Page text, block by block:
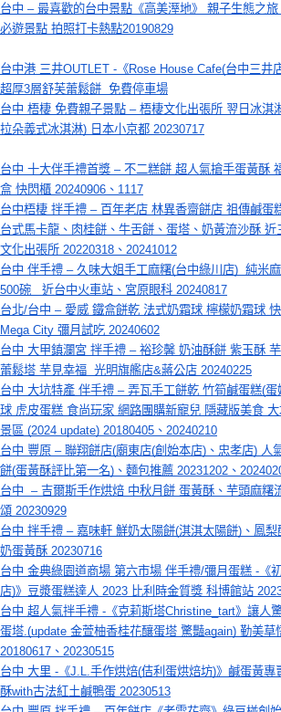
台中 – 最喜歡的台中景點《高美溼地》 親子生態之
必遊景點 拍照打卡熱點20190829
台中港 三井OUTLET -《Rose House Cafe(台中三井
超厚3層舒芙蕾鬆餅  免費停車場
台中 梧棲 免費親子景點 – 梧棲文化出張所 翌日冰淇
拉朵義式冰淇淋) 日本小京都 20230717
台中 十大伴手禮首獎 – 不二糕餅 超人氣搶手蛋黃酥
盒 快閃櫃 20240906、1117
台中梧棲 拌手禮 – 百年老店 林異香齋餅店 祖傳鹹蛋
台式馬卡龍、肉桂餅、牛舌餅、蛋塔、奶黃流沙酥 近
文化出張所 20220318、20241012
台中 伴手禮 – 久味大姐手工麻糬(台中綠川店)  純米
500碗   近台中火車站、宮原眼科 20240817
台北/台中 – 愛威 鐵盒餅乾 法式奶霜球 檸檬奶霜球
Mega City 彌月試吃 20240602
台中 大甲鎮瀾宮 拌手禮 – 裕珍馨 奶油酥餅 紫玉酥
蕾鬆塔 芋見幸福  光明旗艦店&蔣公店 20240225
台中 大坑特產 伴手禮 – 弄瓦手工餅乾 竹筍鹹蛋糕(
球 虎皮蛋糕 食尚玩家 網路團購新寵兒 隱藏版美食
景區 (2024 update) 20180405、20240210
台中 豐原 – 聯翔餅店(廟東店(創始本店)、忠孝店) 人
餅(蛋黃酥評比第一名)、麵包推薦 20231202、
台中  – 吉爾斯手作烘焙 中秋月餅 蛋黃酥、芋頭麻糬
頌 20230929
台中 拌手禮 – 嘉味軒 鮮奶太陽餅(淇淇太陽餅)、鳳
奶蛋黃酥 20230716
台中 金典綠園道商場 第六市場 伴手禮/彌月蛋糕 -《
店)》豆漿蛋糕達人 2023 比利時金質獎 科博館站
台中 超人氣拌手禮 -《克莉斯塔Christine_tart》讓人
蛋塔.(update 金萱柚香桂花釀蛋塔 驚豔again) 勤美草
20180617、20230515
台中 大里 -《J.L.手作烘焙(佶利蛋烘焙坊)》鹹蛋黃專
酥with古法紅土鹹鴨蛋 20230513